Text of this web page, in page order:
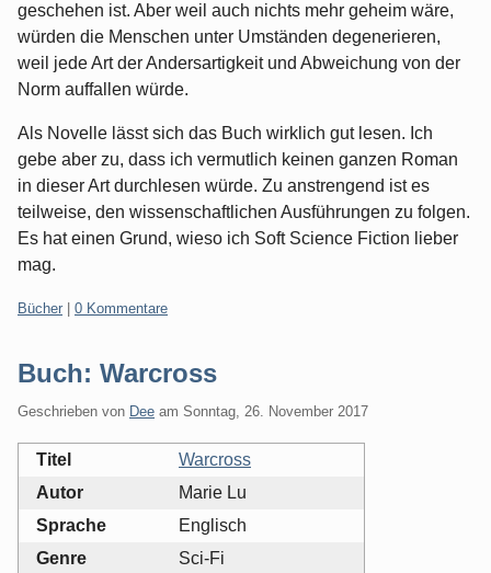
geschehen ist. Aber weil auch nichts mehr geheim wäre,
würden die Menschen unter Umständen degenerieren,
weil jede Art der Andersartigkeit und Abweichung von der
Norm auffallen würde.
Als Novelle lässt sich das Buch wirklich gut lesen. Ich
gebe aber zu, dass ich vermutlich keinen ganzen Roman
in dieser Art durchlesen würde. Zu anstrengend ist es
teilweise, den wissenschaftlichen Ausführungen zu folgen.
Es hat einen Grund, wieso ich Soft Science Fiction lieber
mag.
Kategorien:
Bücher 0 Kommentare
Buch: Warcross
Geschrieben von Dee am Sonntag, 26. November 2017
Titel
Warcross
Autor
Marie Lu
Sprache
Englisch
Genre
Sci-Fi